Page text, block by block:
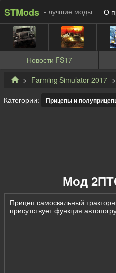
STMods - лучшие моды О
Новости FS17
Farming Simulator 2017
Категории: Прицепы и
Мод
Прицеп самосвальный
присутствует функция